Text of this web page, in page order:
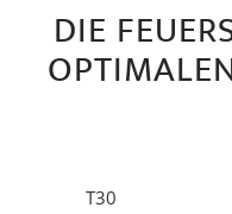
DIE
T30